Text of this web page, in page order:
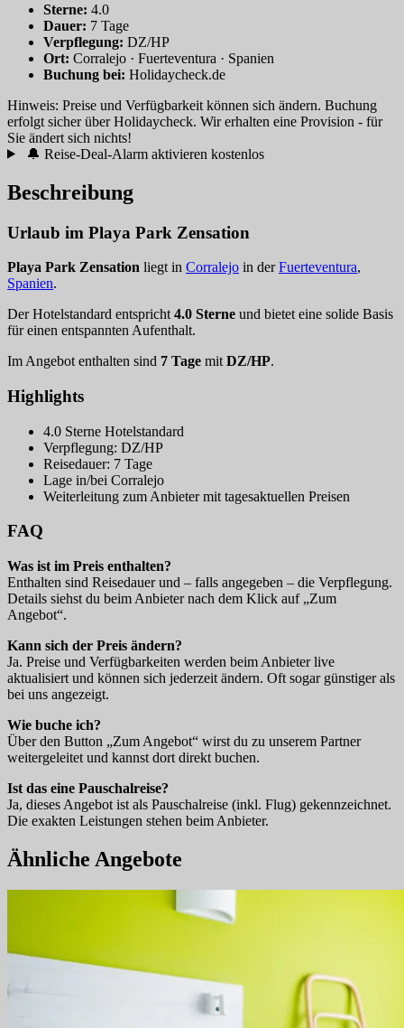
Sterne: 4.0
Dauer: 7 Tage
Verpflegung: DZ/HP
Ort: Corralejo · Fuerteventura · Spanien
Buchung bei: Holidaycheck.de
Hinweis: Preise und Verfügbarkeit können sich ändern. Buchung
erfolgt sicher über Holidaycheck. Wir erhalten eine Provision - für
Sie ändert sich nichts!
🔔 Reise-Deal-Alarm aktivieren kostenlos
Beschreibung
Urlaub im Playa Park Zensation
Playa Park Zensation liegt in Corralejo in derFuerteventura,
Spanien.
Der Hotelstandard entspricht 4.0 Sterne und bietet eine solide Basis
für einen entspannten Aufenthalt.
Im Angebot enthalten sind 7 Tage mit DZ/HP.
Highlights
4.0 Sterne Hotelstandard
Verpflegung: DZ/HP
Reisedauer: 7 Tage
Lage in/bei Corralejo
Weiterleitung zum Anbieter mit tagesaktuellen Preisen
FAQ
Was ist im Preis enthalten?
Enthalten sind Reisedauer und – falls angegeben – die Verpflegung.
Details siehst du beim Anbieter nach dem Klick auf „Zum
Angebot“.
Kann sich der Preis ändern?
Ja. Preise und Verfügbarkeiten werden beim Anbieter live
aktualisiert und können sich jederzeit ändern. Oft sogar günstiger als
bei uns angezeigt.
Wie buche ich?
Über den Button „Zum Angebot“ wirst du zu unserem Partner
weitergeleitet und kannst dort direkt buchen.
Ist das eine Pauschalreise?
Ja, dieses Angebot ist als Pauschalreise (inkl. Flug) gekennzeichnet.
Die exakten Leistungen stehen beim Anbieter.
Ähnliche Angebote